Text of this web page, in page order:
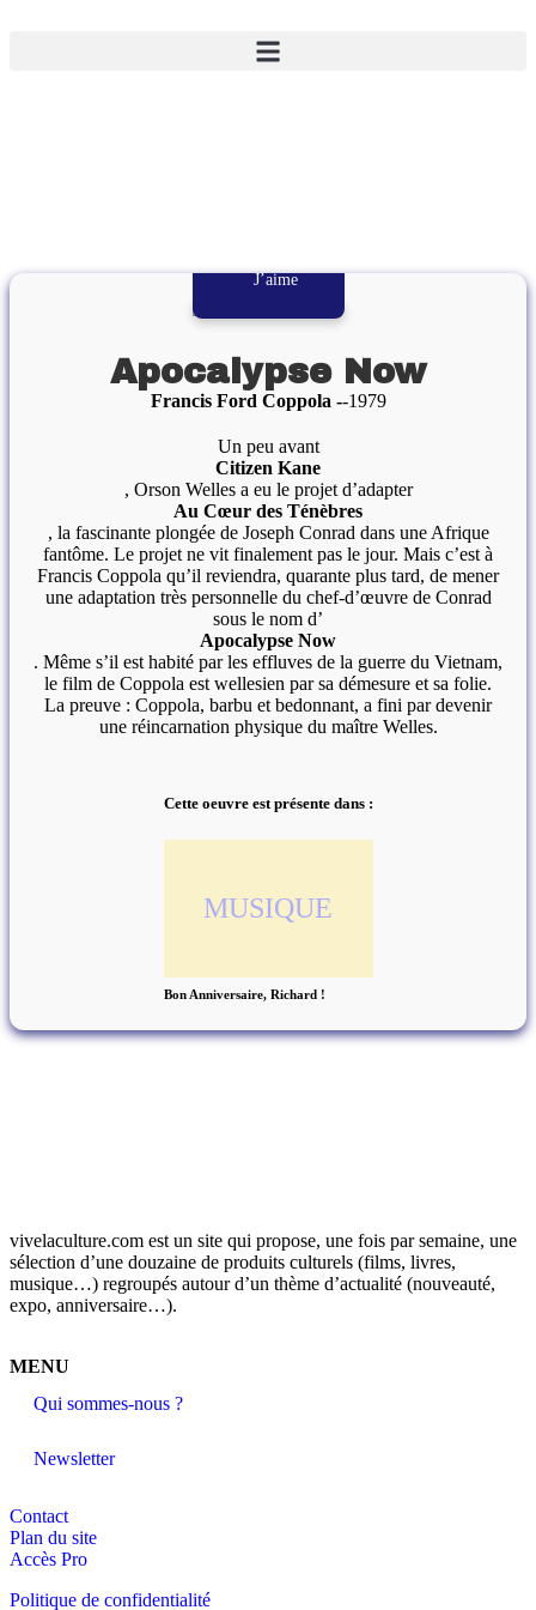
J’aime
Apocalypse Now
Francis Ford Coppola 1979
Un peu avant
Citizen Kane
, Orson Welles a eu le projet d’adapter
Au Cœur des Ténèbres
, la fascinante plongée de Joseph Conrad dans une Afrique
fantôme. Le projet ne vit finalement pas le jour. Mais c’est à
Francis Coppola qu’il reviendra, quarante plus tard, de mener
une adaptation très personnelle du chef-d’œuvre de Conrad
sous le nom d’
Apocalypse Now
. Même s’il est habité par les effluves de la guerre du Vietnam,
le film de Coppola est wellesien par sa démesure et sa folie.
La preuve : Coppola, barbu et bedonnant, a fini par devenir
une réincarnation physique du maître Welles.
Cette oeuvre est présente dans :
MUSIQUE
Bon Anniversaire, Richard !
vivelaculture.com est un site qui propose, une fois par semaine, une
sélection d’une douzaine de produits culturels (films, livres,
musique…) regroupés autour d’un thème d’actualité (nouveauté,
expo, anniversaire…).
MENU
Qui sommes-nous ?
Newsletter
Contact
Plan du site
Accès Pro
Politique de confidentialité